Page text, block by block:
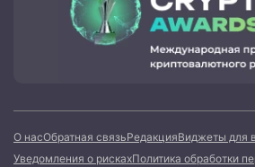
О насОбратная связьРедакцияВиджеты для
Уведомления о рискахПолитика обработки